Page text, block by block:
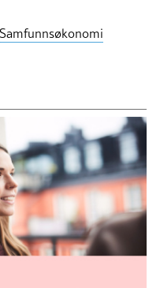
Samfunnsøkonomi